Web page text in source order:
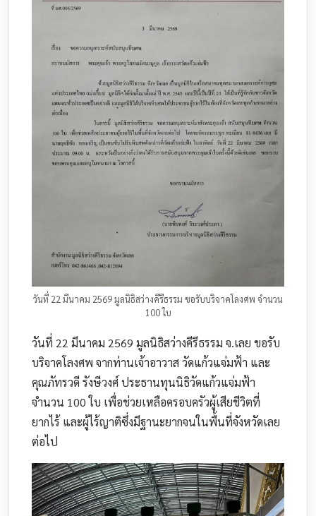
วันที่ 22 มีนาคม 2569 มูลนิธิสว่างคีรีธรรม ขอรับบริจาคโลงศพ จำนวน
100 ใบ
วันที่ 22 มีนาคม 2569 มูลนิธิสว่างคีรีธรรม จ.เลย ขอรับ
บริจาคโลงศพ จากท่านเจ้าอาวาส วัดแก้วแจ่มฟ้า และ
คุณภัทรวดี รังษีวงศ์ ประธานทุนนิธิวัดแก้วแจ่มฟ้า
จำนวน 100 ใบ เพื่อช่วยเหลือครอบครัวผู้เสียชีวิตที่
ยากไร้ และผู้ไร้ญาติซึ่งมีฐานะยากจนในพื้นที่จังหวัดเลย
ต่อไป